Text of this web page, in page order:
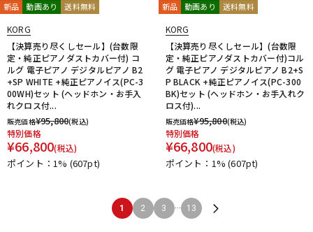
新品 動画あり 送料無料
KORG
【決算売り尽くしセール】(台数限
定・純正ピアノダストカバー付) コ
ルグ 電子ピアノ デジタルピアノ B2
+SP WHITE +純正ピアノイス(PC-3
00WH)セット (ヘッドホン・お手入
れクロス付...
販売価格¥95,800(税込)
特別価格
¥66,800(税込)
ポイント：1% (607pt)
新品 動画あり 送料無料
KORG
【決算売り尽くしセール】(台数限
定・純正ピアノダストカバー付)コル
グ 電子ピアノ デジタルピアノ B2+S
P BLACK +純正ピアノイス(PC-300
BK)セット (ヘッドホン・お手入れク
ロス付)...
販売価格¥95,800(税込)
特別価格
¥66,800(税込)
ポイント：1%(607pt)
1 2 3 ... 13